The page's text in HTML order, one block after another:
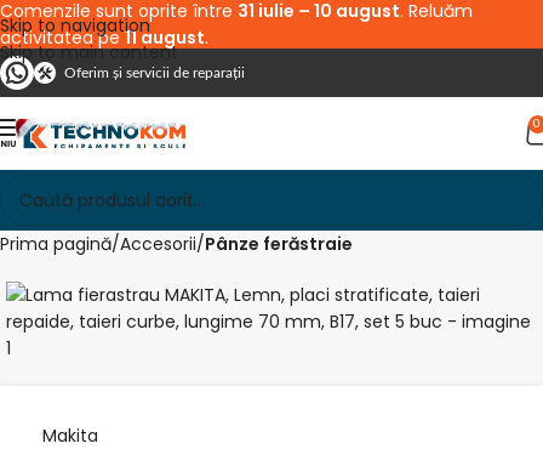
Skip to navigation
Skip to main content
Oferim și servicii de reparații
0
Prima pagină Accesorii Pânze ferăstraie
Makita
Comenzile sunt oprite între 31 iulie – 10 august. Reluăm
activitatea pe11 august.